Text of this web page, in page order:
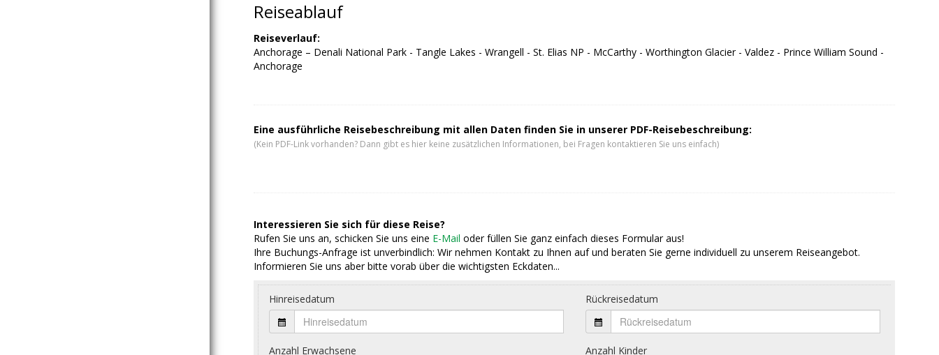
Reiseablauf
Reiseverlauf:
Anchorage – Denali National Park - Tangle Lakes - Wrangell - St. Elias NP - McCarthy - Worthington Glacier - Valdez - Prince William Sound -
Anchorage
Eine ausführliche Reisebeschreibung mit allen Daten finden Sie in unserer PDF-Reisebeschreibung:
(Kein PDF-Link vorhanden? Dann gibt es hier keine zusätzlichen Informationen, bei Fragen kontaktieren Sie uns einfach)
Interessieren Sie sich für diese Reise?
Rufen Sie uns an, schicken Sie uns eine E-Mail oder füllen Sie ganz einfach dieses Formular aus!
Ihre Buchungs-Anfrage ist unverbindlich: Wir nehmen Kontakt zu Ihnen auf und beraten Sie gerne individuell zu unserem Reiseangebot.
Informieren Sie uns aber bitte vorab über die wichtigsten Eckdaten...